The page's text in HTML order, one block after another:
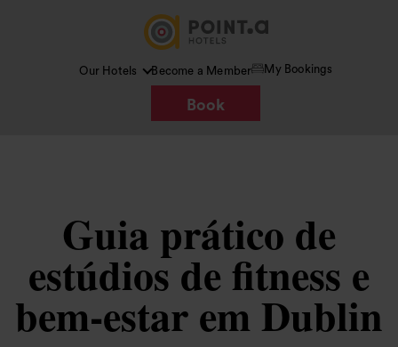
Our Hotels Become a Member My Bookings
Book
Guia prático de
estúdios de fitness e
bem-estar em Dublin